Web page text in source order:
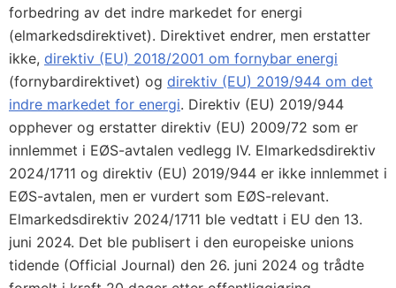
forbedring av det indre markedet for energi
(elmarkedsdirektivet). Direktivet endrer, men erstatter
ikke, direktiv (EU) 2018/2001 om fornybar energi
(fornybardirektivet) og direktiv (EU) 2019/944 om det
indre markedet for energi. Direktiv (EU) 2019/944
opphever og erstatter direktiv (EU) 2009/72 som er
innlemmet i EØS-avtalen vedlegg IV. Elmarkedsdirektiv
2024/1711 og direktiv (EU) 2019/944 er ikke innlemmet i
EØS-avtalen, men er vurdert som EØS-relevant.
Elmarkedsdirektiv 2024/1711 ble vedtatt i EU den 13.
juni 2024. Det ble publisert i den europeiske unions
tidende (Official Journal) den 26. juni 2024 og trådte